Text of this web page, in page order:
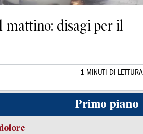
mattino: disagi per il
1 MINUTI DI LETTURA
Primo piano